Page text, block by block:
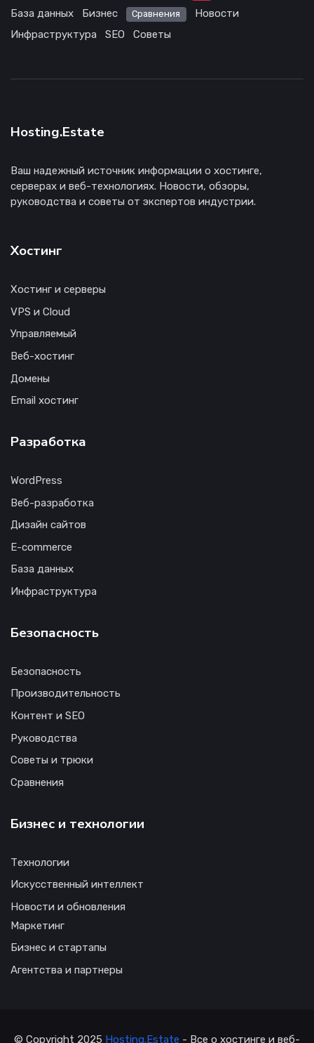
База данных
Бизнес Сравнения
Новости
Инфраструктура
SEO Советы
Hosting.Estate
Ваш надежный источник информации о хостинге,
серверах и веб-технологиях. Новости, обзоры,
руководства и советы от экспертов индустрии.
Хостинг
Хостинг и серверы
VPS и Cloud
Управляемый
Веб-хостинг
Домены
Email хостинг
Разработка
WordPress
Веб-разработка
Дизайн сайтов
E-commerce
База данных
Инфраструктура
Безопасность
Безопасность
Производительность
Контент и SEO
Руководства
Советы и трюки
Сравнения
Бизнес и технологии
Технологии
Искусственный интеллект
Новости и обновления
Маркетинг
Бизнес и стартапы
Агентства и партнеры
© Copyright 2025 Hosting.Estate - Все о хостинге и веб-